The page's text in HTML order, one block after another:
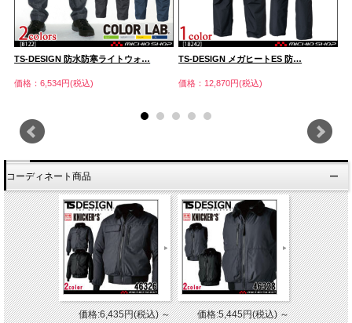
TS-DESIGN 防水防寒ライトウォ…
価格：6,534円(税込)
TS-DESIGN メガヒートES 防…
価格：12,870円(税込)
コーディネート商品
価格:6,435円(税込)～ 価格:5,445円(税込)～